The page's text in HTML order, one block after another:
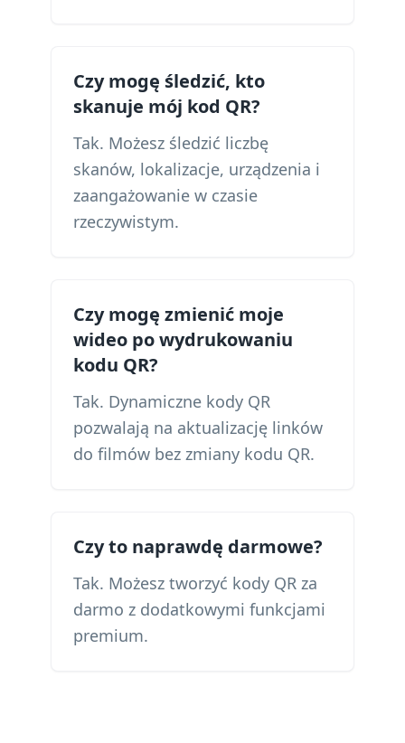
Czy mogę śledzić, kto
skanuje mój kod QR?
Tak. Możesz śledzić liczbę
skanów, lokalizacje, urządzenia i
zaangażowanie w czasie
rzeczywistym.
Czy mogę zmienić moje
wideo po wydrukowaniu
kodu QR?
Tak. Dynamiczne kody QR
pozwalają na aktualizację linków
do filmów bez zmiany kodu QR.
Czy to naprawdę darmowe?
Tak. Możesz tworzyć kody QR za
darmo z dodatkowymi funkcjami
premium.